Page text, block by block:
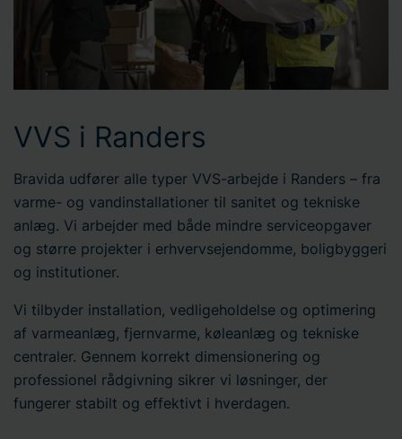
VVS i Randers
Bravida udfører alle typer VVS-arbejde i Randers – fra
varme- og vandinstallationer til sanitet og tekniske
anlæg. Vi arbejder med både mindre serviceopgaver
og større projekter i erhvervsejendomme, boligbyggeri
og institutioner.
Vi tilbyder installation, vedligeholdelse og optimering
af varmeanlæg, fjernvarme, køleanlæg og tekniske
centraler. Gennem korrekt dimensionering og
professionel rådgivning sikrer vi løsninger, der
fungerer stabilt og effektivt i hverdagen.